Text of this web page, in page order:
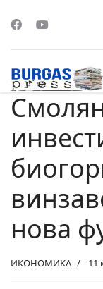
нова
ИКОНОМИКА 11